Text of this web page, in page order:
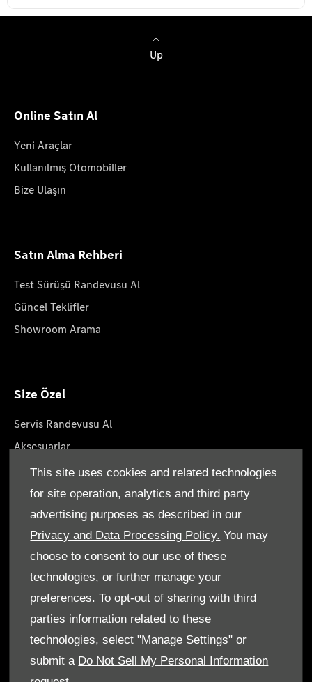
This site uses cookies and related technologies
for site operation, analytics and third party
advertising purposes as described in our
Privacy and Data Processing Policy. You may
choose to consent to our use of these
technologies, or further manage your
preferences. To opt-out of sharing with third
parties information related to these
technologies, select "Manage Settings" or
submit a Do Not Sell My Personal Information
Up
Online Satın Al
Yeni Araçlar
Kullanılmış Otomobiller
Bize Ulaşın
Satın Alma Rehberi
Test Sürüşü Randevusu Al
Güncel Teklifler
Showroom Arama
Size Özel
Servis Randevusu Al
Aksesuarlar
Yaşam Tarzın Koleksiyonları
Yol Yardımı
Servis Paketleri
Orjinal Parçalar
Çerez politikası